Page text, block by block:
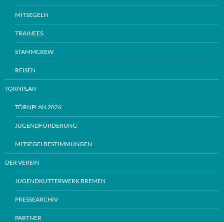
MITSEGELN
TRAINEES
STAMMCREW
REISEN
TÖRNPLAN
TÖRNPLAN 2026
JUGENDFÖRDERUNG
MITSEGELBESTIMMUNGEN
DER VEREIN
JUGENDKUTTERWERK BREMEN
PRESSEARCHIV
PARTNER